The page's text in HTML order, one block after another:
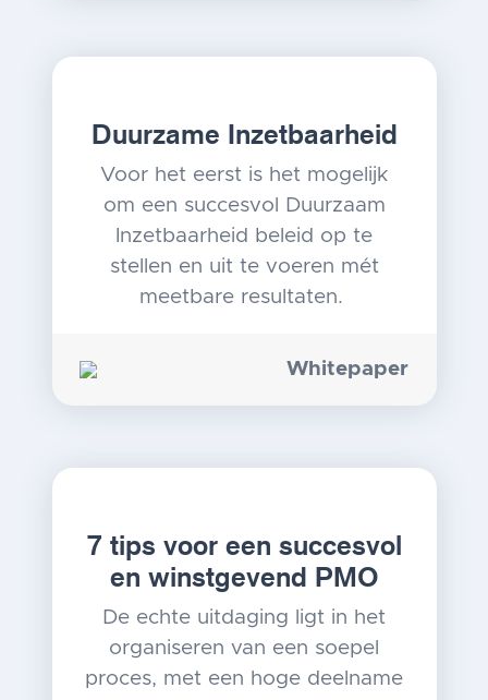
Duurzame Inzetbaarheid
Voor het eerst is het mogelijk
om een succesvol Duurzaam
Inzetbaarheid beleid op te
stellen en uit te voeren mét
meetbare resultaten.
Whitepaper
7 tips voor een succesvol
en winstgevend PMO
De echte uitdaging ligt in het
organiseren van een soepel
proces, met een hoge deelname